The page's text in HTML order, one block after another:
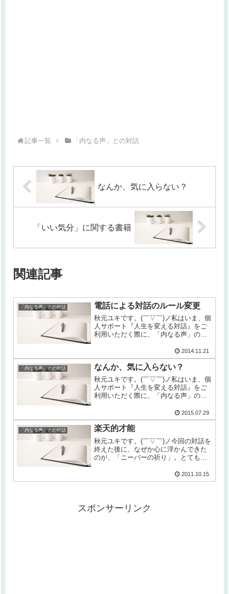
記事一覧 「内なる声」との対話
なんか、気に入らない？
「いい気分」に関する書籍
関連記事
「内なる声」との対話 電話による対話のルール変更
秋元ユキです。(￣▽￣)ノ私はいま、個
人サポート『人生を変える対話』をご
利用いただく際に、「内なる声」の見
キストをつくるという企画を進めよう
としています。「内なる声」との対話
の更新です。ワタシ ：対話のテキ...
2014.11.21
「内なる声」との対話 なんか、気に入らない？
秋元ユキです。(￣▽￣)ノ私はいま、個
人サポート『人生を変える対話』をご
利用いただく際に、「内なる声」の見
明マンガを描くという企画を進めよう
としています。ワタシ ：ふ～・・・
ちょっと忙しくて、ブログの更新が...
2015.07.29
「内なる声」との対話 楽天的才能
秋元ユキです。(￣▽￣)ノ今回の対話を
終えた後に、なぜか心に浮かんできた
のが、「ニーバーの祈り」。とても有
とのできない事柄については冷静に受
け入れる恵みを、変えるべき事柄につ
2011.10.15
スポンサーリンク